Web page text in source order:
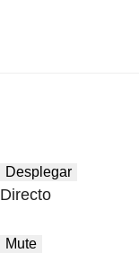
Desplegar
Directo
Mute